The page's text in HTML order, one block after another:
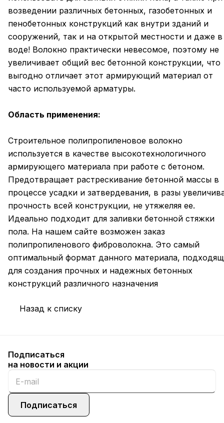
возведении различных бетонных, газобетонных и
пенобетонных конструкций как внутри зданий и
сооружений, так и на открытой местности и даже в
воде! Волокно практически невесомое, поэтому не
увеличивает общий вес бетонной конструкции, что
выгодно отличает этот армирующий материал от
часто используемой арматуры.
Область применения:
Строительное полипропиленовое волокно
используется в качестве высокотехнологичного
армирующего материала при работе с бетоном.
Предотвращает растрескивание бетонной массы в
процессе усадки и затвердевания, в разы
прочность всей конструкции, не утяжеляя ее.
Идеально подходит для заливки бетонной стяжки
пола. На нашем сайте возможен заказ
полипропиленового фиброволокна. Это самый
оптимальный формат данного материала,
для создания прочных и надежных бетонных
конструкций различного назначения
Назад к списку
Подписаться
на новости и акции
Подписаться